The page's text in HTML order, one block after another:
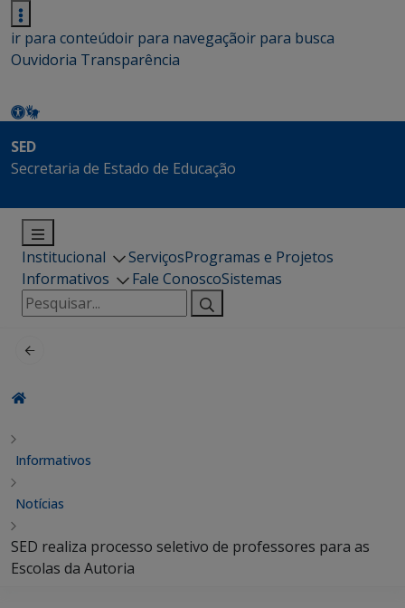
ir para conteúdoir para navegaçãoir para busca
Ouvidoria Transparência
SED
Secretaria de Estado de Educação
Institucional ServiçosProgramas e Projetos
Informativos
Fale ConoscoSistemas
Pesquisar
por:
Informativos
Notícias
SED realiza processo seletivo de professores para as
Escolas da Autoria